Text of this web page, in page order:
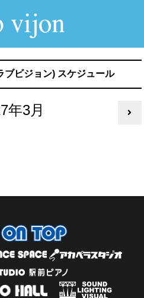
ビジョン) スケジュール
年3月